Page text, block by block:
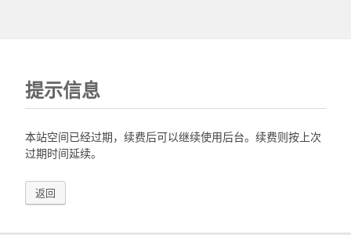
提示信息
本站空间已经过期，续费后可以继续使用后台。续费则按上次
过期时间延续。
返回